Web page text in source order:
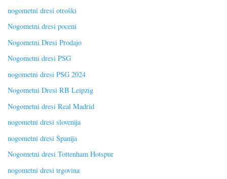
nogometni dresi otroški
Nogometni dresi poceni
Nogometni Dresi Prodajo
Nogometni dresi PSG
nogometni dresi PSG 2024
Nogometni Dresi RB Leipzig
Nogometni dresi Real Madrid
nogometni dresi slovenija
nogometni dresi Španija
Nogometni dresi Tottenham Hotspur
nogometni dresi trgovina